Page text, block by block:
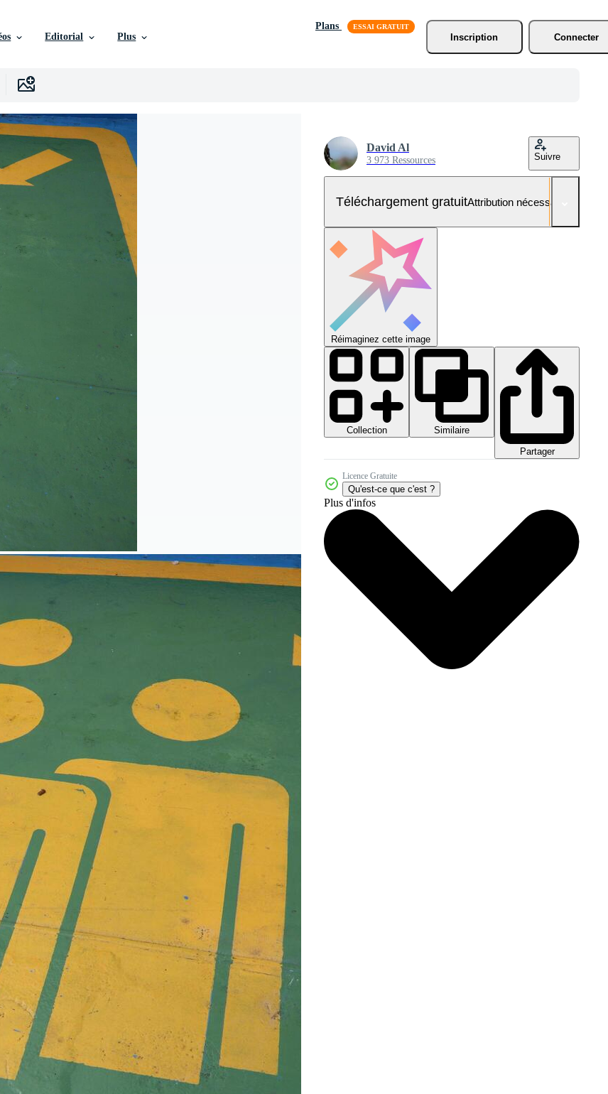
Editorial Plus
Plans
Inscription
Connecter
David Al
3 973 Ressources Suivre
Téléchargement gratuitAttribution nécessaire
Réimaginez cette image
Collection
Similaire
Partager
Licence Gratuite
Qu'est-ce que c'est ?
Plus d'infos